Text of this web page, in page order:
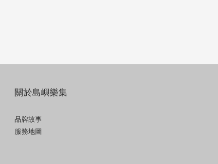
關於島嶼樂集
品牌故事
服務地圖